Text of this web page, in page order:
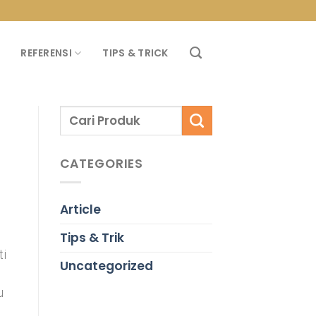
REFERENSI TIPS & TRICK
CATEGORIES
Article
Tips & Trik
Uncategorized